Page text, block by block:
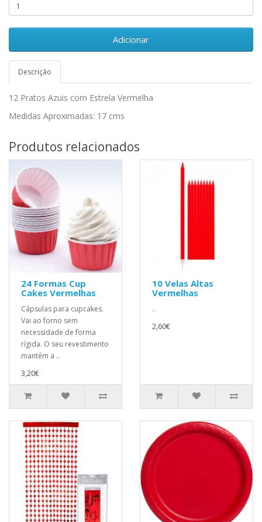
Adicionar
Descrição
12 Pratos Azuis com Estrela Vermelha
Medidas Aproximadas: 17 cms
Produtos relacionados
24 Formas Cup
Cakes Vermelhas
Cápsulas para cupcakes.
Vai ao forno sem
necessidade de forma
rígida. O seu revestimento
mantém a ..
3,20€
10 Velas Altas
Vermelhas
..
2,60€